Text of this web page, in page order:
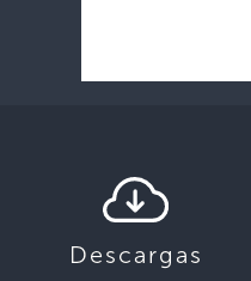
Descargas